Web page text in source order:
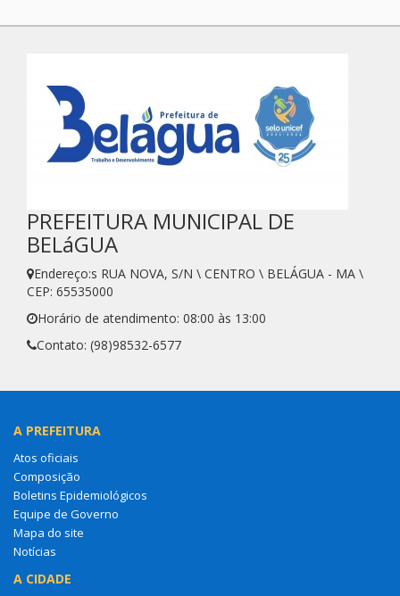
PREFEITURA MUNICIPAL DE
BELáGUA
Endereço:s RUA NOVA, S/N \ CENTRO \ BELÁGUA - MA \
CEP: 65535000
Horário de atendimento: 08:00 às 13:00
Contato: (98)98532-6577
A PREFEITURA
Atos oficiais
Composição
Boletins Epidemiológicos
Equipe de Governo
Mapa do site
Notícias
A CIDADE